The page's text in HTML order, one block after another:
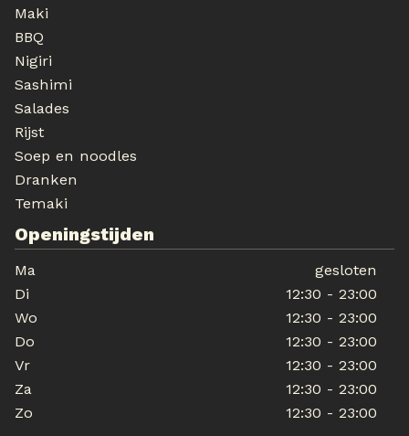
Maki
BBQ
Nigiri
Sashimi
Salades
Rijst
Soep en noodles
Dranken
Temaki
Openingstijden
Ma
gesloten
Di
12:30 - 23:00
Wo
12:30 - 23:00
Do
12:30 - 23:00
Vr
12:30 - 23:00
Za
12:30 - 23:00
Zo
12:30 - 23:00